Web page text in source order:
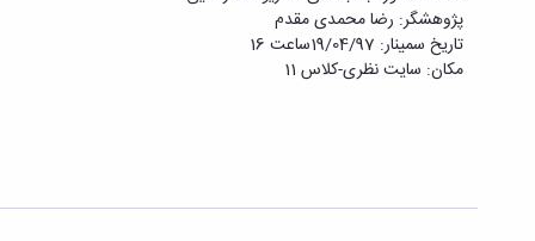
پژوهشگر: رضا محمدی مقدم
تاریخ سمینار: 19/04/97ساعت 16
مکان: سایت نظری-کلاس 11